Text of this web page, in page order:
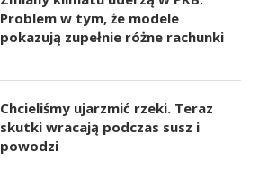
Problem w tym, że modele
pokazują zupełnie różne rachunki
Chcieliśmy ujarzmić rzeki. Teraz
skutki wracają podczas susz i
powodzi